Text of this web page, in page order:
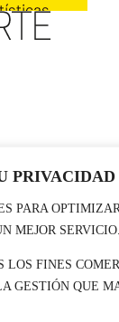
PRIVACIDAD
PARA
MEJOR SERVICIO.
LOS FINES
GESTIÓN QUE
de